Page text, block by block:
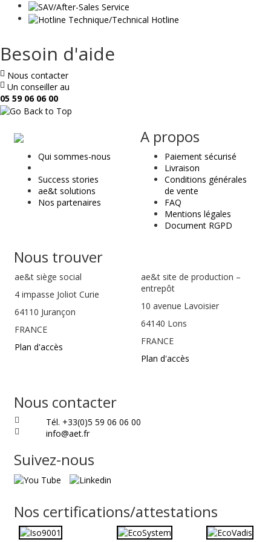
Besoin d'aide
Nous contacter
Un conseiller au
05 59 06 06 00
ae
&
t
Qui sommes-nous
Success stories
ae&t solutions
Nos partenaires
A propos
Paiement sécurisé
Livraison
Conditions générales
de vente
FAQ
Mentions légales
Document RGPD
Nous trouver
ae&t siège social
4 impasse Joliot Curie
64110 Jurançon
FRANCE
Plan d'accès
ae&t site de production –
entrepôt
10 avenue Lavoisier
64140 Lons
FRANCE
Plan d'accès
Nous contacter
Tél. +33(0)5 59 06 06 00
info@aet.fr
Suivez-nous
Nos certifications/attestations